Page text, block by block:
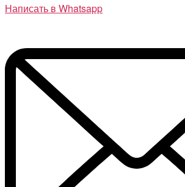
Написать в Whatsapp